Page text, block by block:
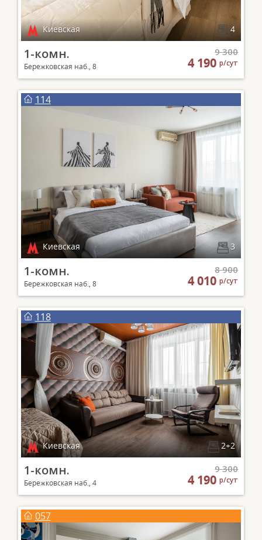
Киевская 4
1-комн.
Бережковская наб., 8
9 300
4 190р/сут
114
Киевская 3
1-комн.
Бережковская наб., 8
8 900
4 010р/сут
118
Киевская 2+2
1-комн.
Бережковская наб., 4
9 300
4 190р/сут
057